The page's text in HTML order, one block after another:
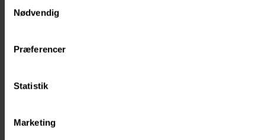
Nødvendig
Præferencer
Statistik
Marketing